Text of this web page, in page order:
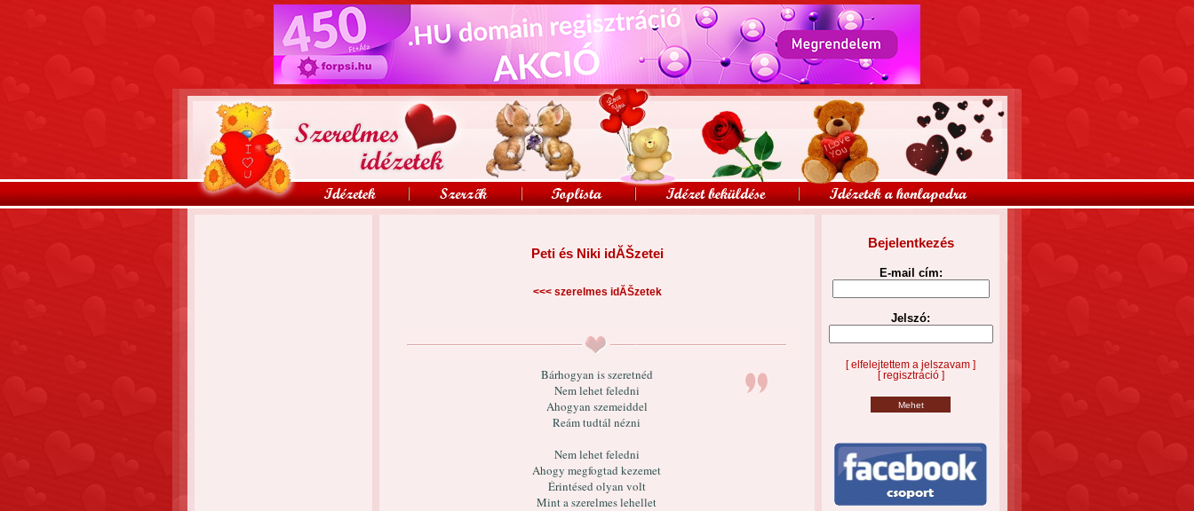
Peti és Niki idĂŠzetei
<<< szerelmes idĂŠzetek
Bárhogyan is szeretnéd
Nem lehet feledni
Ahogyan szemeiddel
Reám tudtál nézni
Nem lehet feledni
Ahogy megfogtad kezemet
Érintésed olyan volt
Mint a szerelmes lehellet
Bejelentkezés
E-mail cím:
Jelszó:
[ elfelejtettem a jelszavam ]
[ regisztráció ]